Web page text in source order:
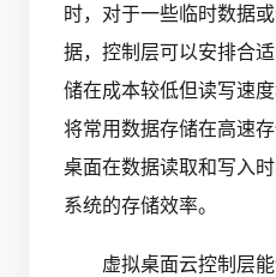
时，对于一些临时数据
据，控制层可以安排合
储在成本较低但读写速
将常用数据存储在高速
桌面在数据读取和写入
系统的存储效率。
虚拟桌面云控制层